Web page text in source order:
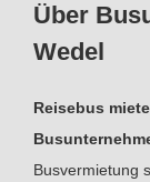
Über
Wedel
Reisebus
Busvermietung